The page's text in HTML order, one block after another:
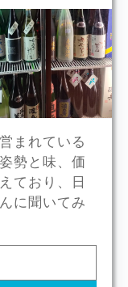
の
まれている
勢と味、価
ており、日
に聞いてみ